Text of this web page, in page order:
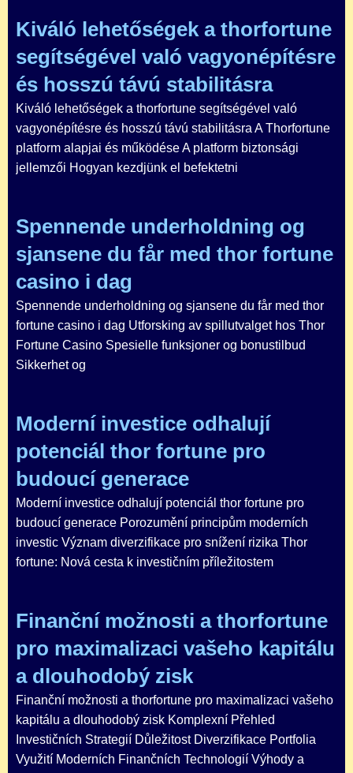
Kiváló lehetőségek a thorfortune
segítségével való vagyonépítésre
és hosszú távú stabilitásra
Kiváló lehetőségek a thorfortune segítségével való
vagyonépítésre és hosszú távú stabilitásra A Thorfortune
platform alapjai és működése A platform biztonsági
jellemzői Hogyan kezdjünk el befektetni
Spennende underholdning og
sjansene du får med thor fortune
casino i dag
Spennende underholdning og sjansene du får med thor
fortune casino i dag Utforsking av spillutvalget hos Thor
Fortune Casino Spesielle funksjoner og bonustilbud
Sikkerhet og
Moderní investice odhalují
potenciál thor fortune pro
budoucí generace
Moderní investice odhalují potenciál thor fortune pro
budoucí generace Porozumění principům moderních
investic Význam diverzifikace pro snížení rizika Thor
fortune: Nová cesta k investičním příležitostem
Finanční možnosti a thorfortune
pro maximalizaci vašeho kapitálu
a dlouhodobý zisk
Finanční možnosti a thorfortune pro maximalizaci vašeho
kapitálu a dlouhodobý zisk Komplexní Přehled
Investičních Strategií Důležitost Diverzifikace Portfolia
Využití Moderních Finančních Technologií Výhody a